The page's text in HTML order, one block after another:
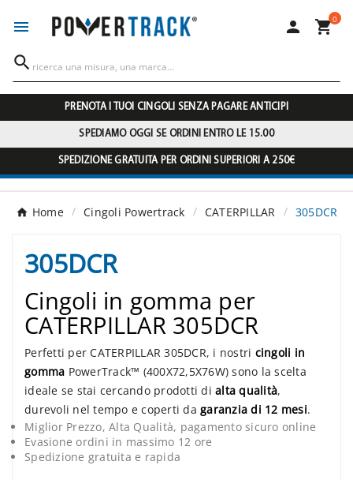
  0

PRENOTA I TUOI CINGOLI SENZA PAGARE ANTICIPI
SPEDIAMO OGGI SE ORDINI ENTRO LE 15.00
SPEDIZIONE GRATUITA PER ORDINI SUPERIORI A 250€
Home Cingoli Powertrack CATERPILLAR 305DCR
305DCR
Cingoli in gomma per
CATERPILLAR 305DCR
Perfetti per CATERPILLAR 305DCR, i nostri cingoli in
gomma PowerTrack™ (400X72,5X76W) sono la scelta
ideale se stai cercando prodotti di alta qualità,
durevoli nel tempo e coperti da garanzia di 12 mesi.
Miglior Prezzo, Alta Qualità, pagamento sicuro online
Evasione ordini in massimo 12 ore
Spedizione gratuita e rapida